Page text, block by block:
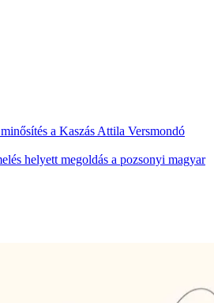
a Kaszás Attila Versmondó
helyett megoldás a pozsonyi magyar